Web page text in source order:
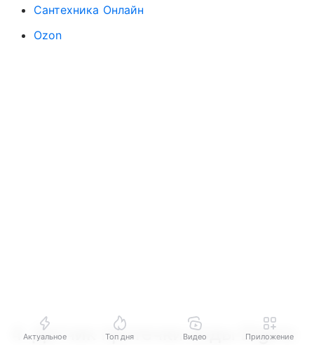
Сантехника Онлайн
Ozon
4. Датчик протечки воды Digma
Актуальное Топ дня Видео Приложение